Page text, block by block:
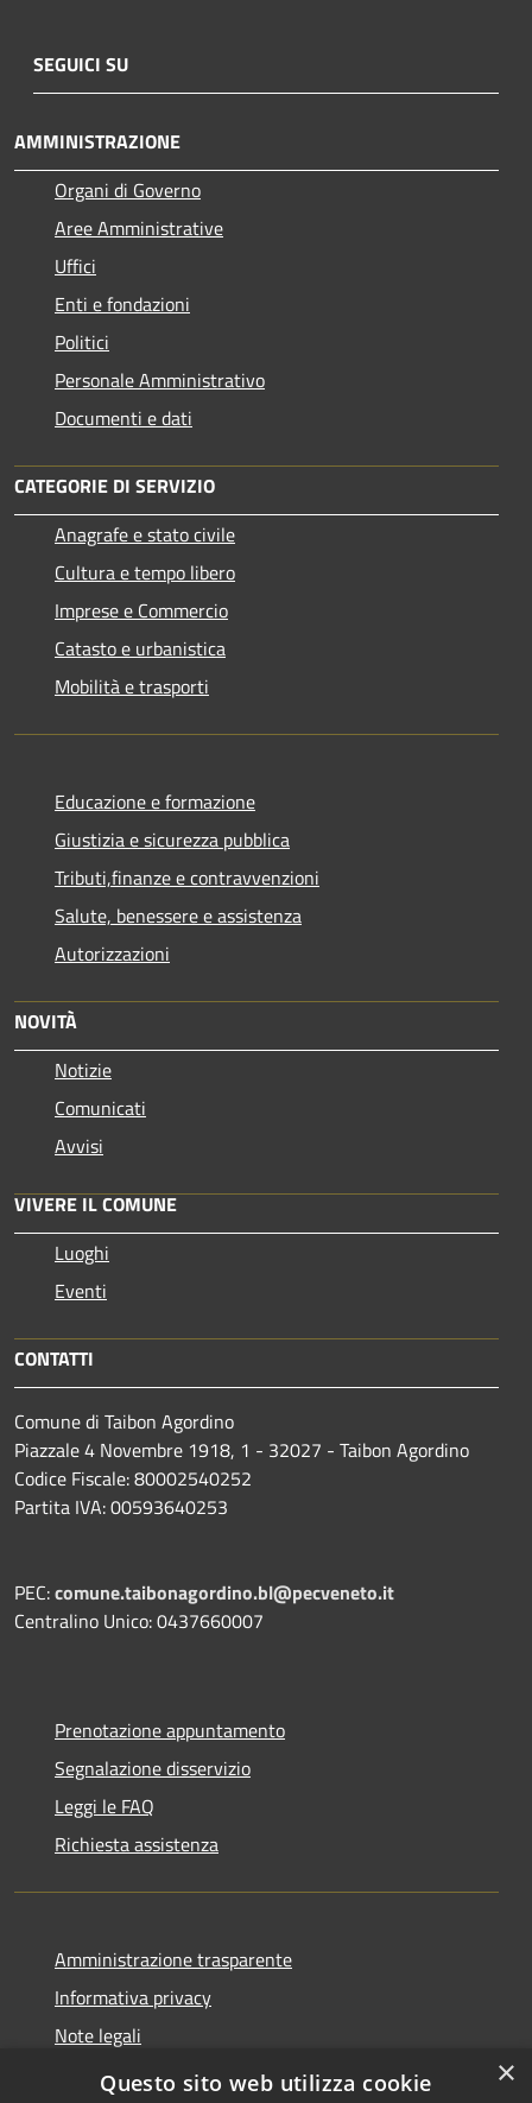
SEGUICI SU
AMMINISTRAZIONE
Organi di Governo
Aree Amministrative
Uffici
Enti e fondazioni
Politici
Personale Amministrativo
Documenti e dati
CATEGORIE DI SERVIZIO
Anagrafe e stato civile
Cultura e tempo libero
Imprese e Commercio
Catasto e urbanistica
Mobilità e trasporti
Educazione e formazione
Giustizia e sicurezza pubblica
Tributi,finanze e contravvenzioni
Salute, benessere e assistenza
Autorizzazioni
NOVITÀ
Notizie
Comunicati
Avvisi
VIVERE IL COMUNE
Luoghi
Eventi
CONTATTI
Comune di Taibon Agordino
Piazzale 4 Novembre 1918, 1 - 32027 - Taibon Agordino
Codice Fiscale: 80002540252
Partita IVA: 00593640253
PEC:comune.taibonagordino.bl@pecveneto.it
Centralino Unico: 0437660007
Prenotazione appuntamento
Segnalazione disservizio
Leggi le FAQ
Richiesta assistenza
Amministrazione trasparente
Informativa privacy
Note legali
Dichiarazione di accessibilità
×
Questo sito web utilizza cookie